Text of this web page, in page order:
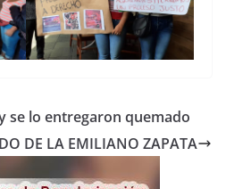
se lo entregaron quemado
DE LA EMILIANO ZAPATA